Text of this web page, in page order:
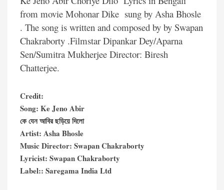
from movie Mohonar Dike sung by Asha Bhosle
. The song is written and composed by by Swapan
Chakraborty .Filmstar Dipankar Dey/Aparna
Sen/Sumitra Mukherjee Director: Biresh
Chatterjee.
Credit:
Song: Ke Jeno Abir
কে যেন আবির ছড়িয়ে দিলো
Artist: Asha Bhosle
Music Director: Swapan Chakraborty
Lyricist: Swapan Chakraborty
Label:: Saregama India Ltd